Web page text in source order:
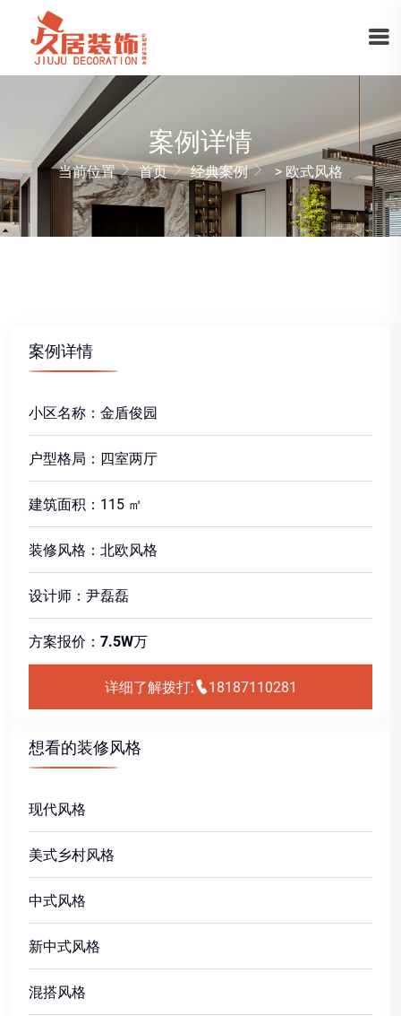
案例详情
当前位置 首页 经典案例 > 欧式风格
案例详情
小区名称：金盾俊园
户型格局：四室两厅
建筑面积：115 ㎡
装修风格：北欧风格
设计师：尹磊磊
方案报价： 7.5W万
详细了解拨打: 18187110281
想看的装修风格
现代风格
美式乡村风格
中式风格
新中式风格
混搭风格